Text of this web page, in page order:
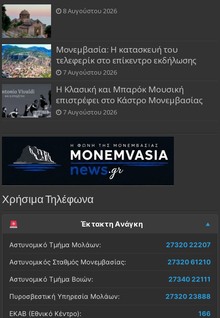
8 Αυγούστου 2026
Μονεμβασία: Η κατασκευή του
τελεφερίκ στο επίκεντρο εκδήλωσης
7 Αυγούστου 2026
Η Κλασική και Μπαρόκ Μουσική
επιστρέφει στο Κάστρο Μονεμβασίας
7 Αυγούστου 2026
Χρήσιμα Τηλέφωνα
Έκτακτη Ανάγκη
Αστυνομικό Τμήμα Μολάων: 27320 22207
Αστυνομικός Σταθμός Μονεμβασίας: 27320 61210
Αστυνομικό Τμήμα Βοιών: 27340 22111
Πυροσβεστική Υπηρεσία Μολάων: 27320 23888
ΕΚΑΒ (Εθνικό Κέντρο): 166